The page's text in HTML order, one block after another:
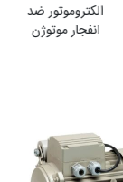
الکتروموتور ضد
انفجار موتوژن